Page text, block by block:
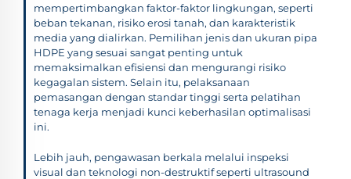
mempertimbangkan faktor-faktor lingkungan, seperti
beban tekanan, risiko erosi tanah, dan karakteristik
media yang dialirkan. Pemilihan jenis dan ukuran pipa
HDPE yang sesuai sangat penting untuk
memaksimalkan efisiensi dan mengurangi risiko
kegagalan sistem. Selain itu, pelaksanaan
pemasangan dengan standar tinggi serta pelatihan
tenaga kerja menjadi kunci keberhasilan optimalisasi
ini.
Lebih jauh, pengawasan berkala melalui inspeksi
visual dan teknologi non-destruktif seperti ultrasound